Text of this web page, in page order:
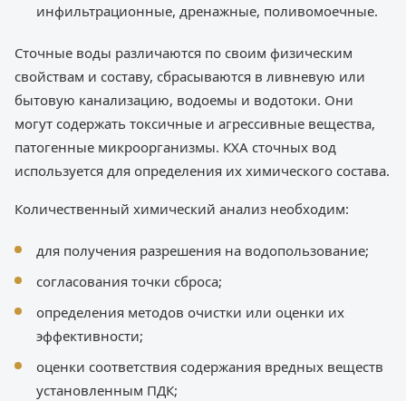
инфильтрационные, дренажные, поливомоечные.
Сточные воды различаются по своим физическим
свойствам и составу, сбрасываются в ливневую или
бытовую канализацию, водоемы и водотоки. Они
могут содержать токсичные и агрессивные вещества,
патогенные микроорганизмы. КХА сточных вод
используется для определения их химического состава.
Количественный химический анализ необходим:
для получения разрешения на водопользование;
согласования точки сброса;
определения методов очистки или оценки их
эффективности;
оценки соответствия содержания вредных веществ
установленным ПДК;